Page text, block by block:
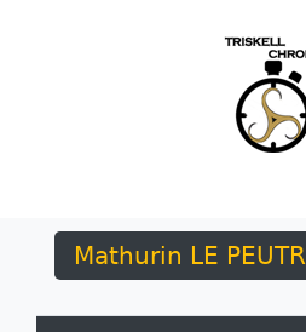
Mathurin LE